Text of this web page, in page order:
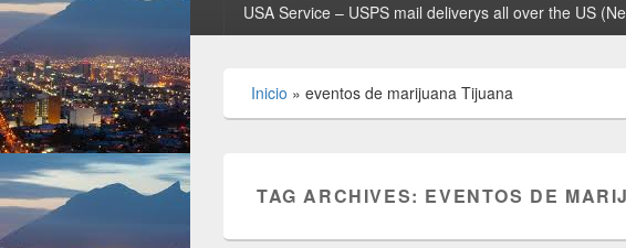
USA Service – USPS mail deliverys all over the US
Inicio » eventos de marijuana Tijuana
TAG ARCHIVES: EVENTOS DE